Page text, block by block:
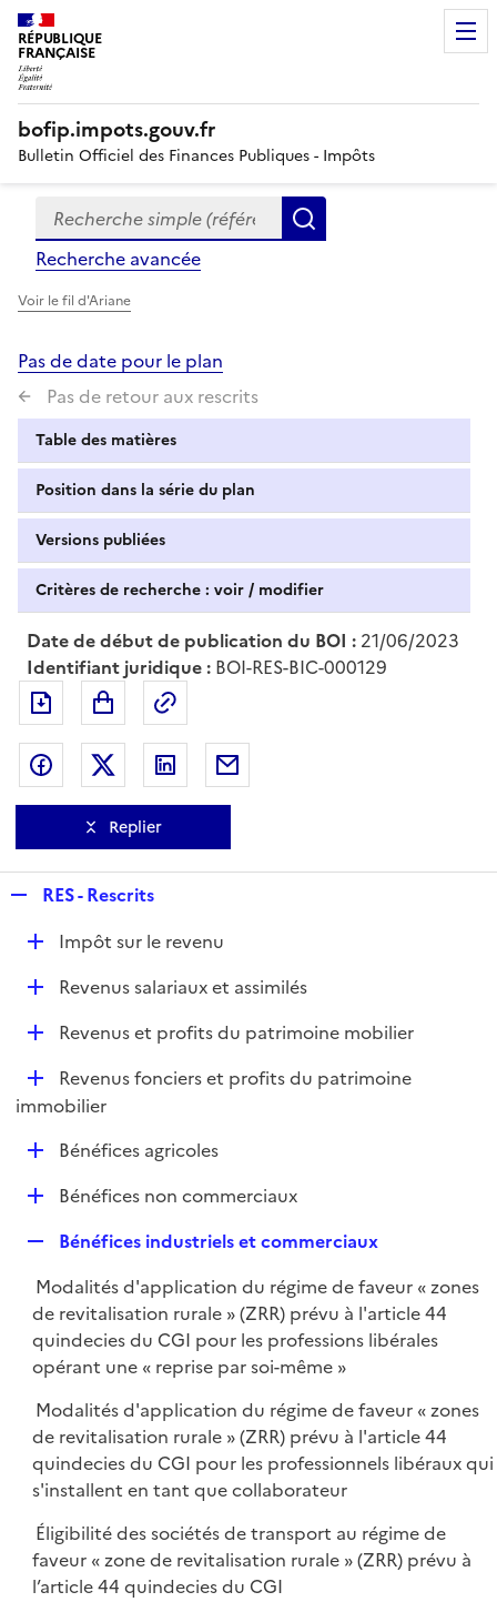
RÉPUBLIQUE
FRANÇAISE
bofip.impots.gouv.fr
Bulletin Officiel des Finances Publiques - Impôts
Formulaire
de
recherche
Recherche simple (références, mots clés, partie du
Recherche avancée
Voir le fil d'Ariane
Pas de date pour le plan
Pas de retour aux rescrits
Table des matières
Position dans la série du plan
Versions publiées
Critères de recherche : voir / modifier
Date de début de publication du BOI : 21/06/2023
Identifiant juridique : BOI-RES-BIC-000129
Exporter le document au format pdf
Partager sur Facebook
Partager sur Twitter
Partager sur LinkedIn
Replier
p
l
i
e
RES - Rescrits
D
r
Impôt sur le revenu
D
e
Revenus salariaux et assimilés
D
l
Revenus et profits du patrimoine mobilier
D
é
Revenus fonciers et profits du patrimoine
immobilier
D
e
r
Bénéfices agricoles
D
l
i
e
r
Bénéfices non commerciaux
p
l
i
e
r
Bénéfices industriels et commerciaux
Modalités d'application du régime de faveur « zones
de revitalisation rurale » (ZRR) prévu à l'article 44
quindecies du CGI pour les professions libérales
opérant une « reprise par soi-même »
Modalités d'application du régime de faveur « zones
de revitalisation rurale » (ZRR) prévu à l'article 44
quindecies du CGI pour les professionnels libéraux qui
s'installent en tant que collaborateur
Éligibilité des sociétés de transport au régime de
faveur « zone de revitalisation rurale » (ZRR) prévu à
l’article 44 quindecies du CGI